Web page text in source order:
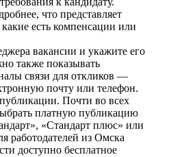
что представляет
какие есть компенсации или
вакансии и укажите его
также показывать
связи для откликов —
почту или телефон.
Почти во всех
платную публикацию
«Стандарт плюс» или
работодателей из Омска
доступно бесплатное